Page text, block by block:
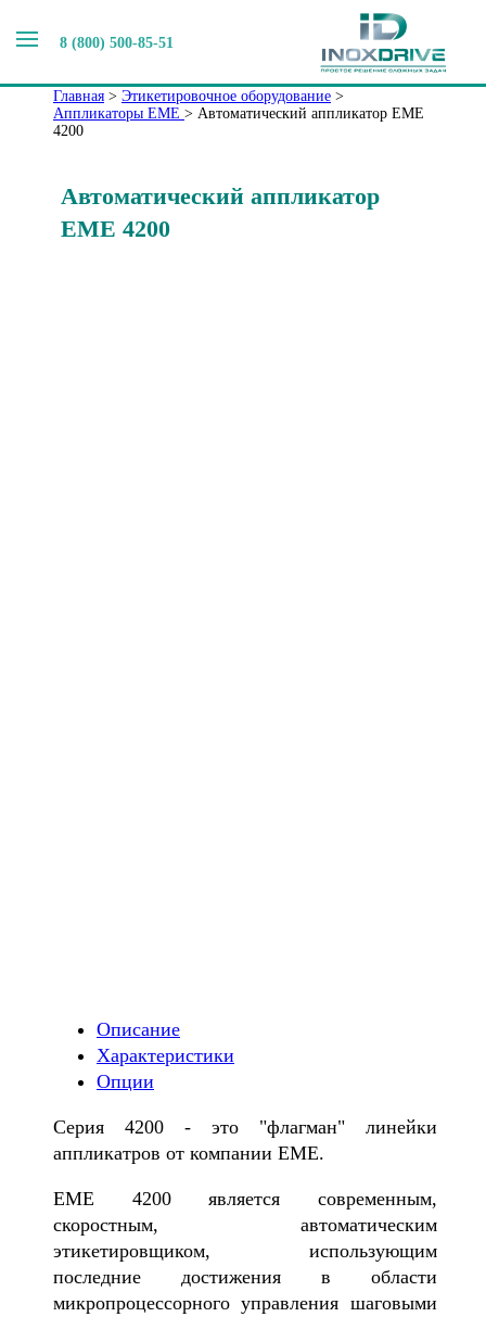
8 (800) 500-85-51
Аппликаторы EME
Главная > Этикетировочное оборудование >
Аппликаторы EME > Автоматический аппликатор EME
4200
Автоматический аппликатор
EME 4200
Описание
Характеристики
Опции
Серия 4200 - это "флагман" линейки
аппликатров от компании EME.
EME 4200 является современным,
скоростным, автоматическим
этикетировщиком, использующим
последние достижения в области
микропроцессорного управления шаговыми